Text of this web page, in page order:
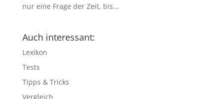
nur eine Frage der Zeit, bis...
Auch interessant:
Lexikon
Tests
Tipps & Tricks
Vergleich